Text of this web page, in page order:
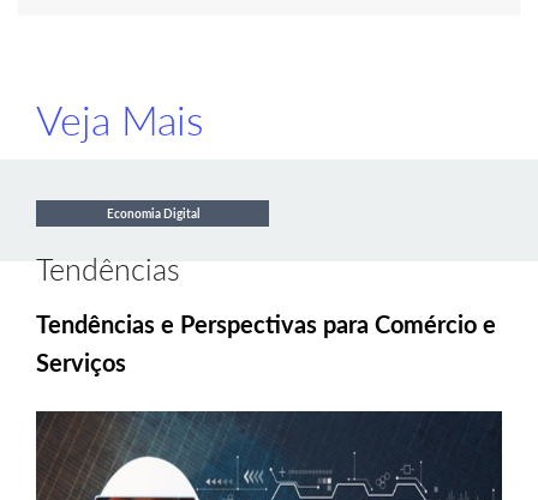
Veja Mais
Economia Digital
Tendências
Tendências e Perspectivas para Comércio e
Serviços